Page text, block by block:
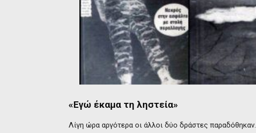
«Εγώ έκαμα τη ληστεία»
Λίγη ώρα αργότερα οι άλλοι δύο δράστες παραδόθηκαν.